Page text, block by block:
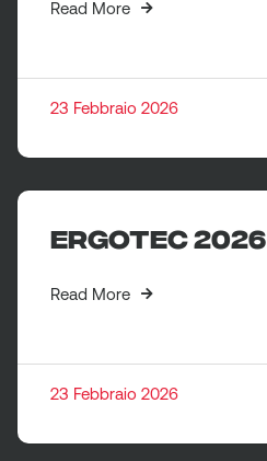
23 Febbraio 2026
Read More
ERGOTEC 2026
23 Febbraio 2026
Read More